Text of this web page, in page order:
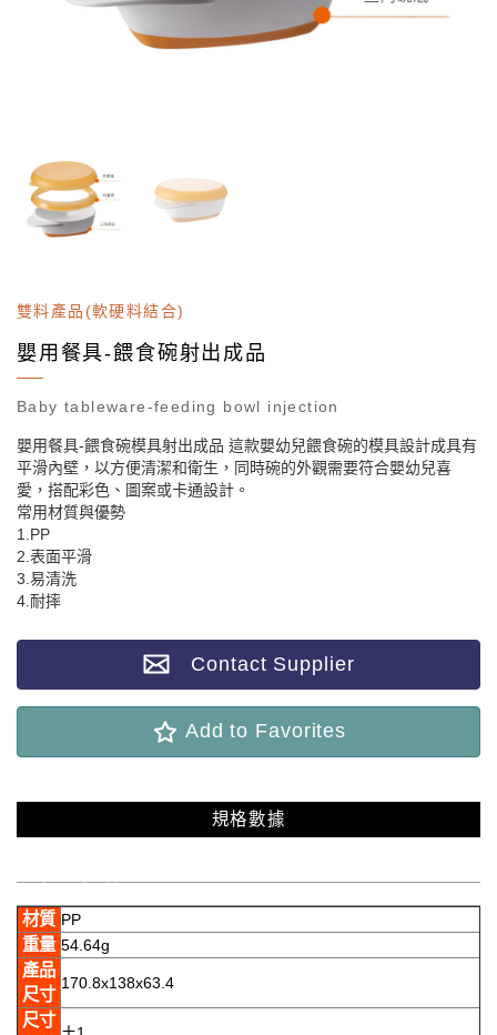
雙料產品(軟硬料結合)
嬰用餐具-餵食碗射出成品
Baby tableware-feeding bowl injection
嬰用餐具-餵食碗模具射出成品 這款嬰幼兒餵食碗的模具設計成具有
平滑內壁，以方便清潔和衛生，同時碗的外觀需要符合嬰幼兒喜
愛，搭配彩色、圖案或卡通設計。
常用材質與優勢
1.PP
2.表面平滑
3.易清洗
4.耐摔
Contact Supplier
Add to Favorites
規格數據
材質 PP
重量 54.64g
產品
尺寸
170.8x138x63.4
尺寸